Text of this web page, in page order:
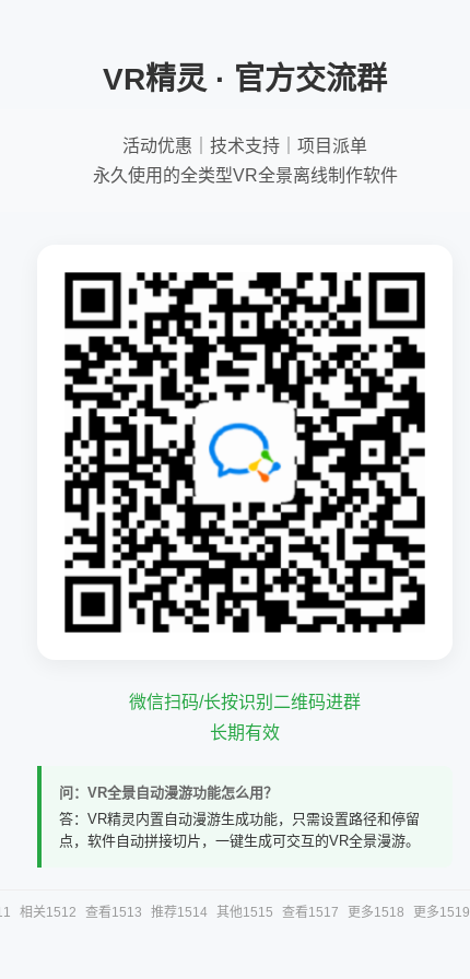
VR精灵 · 官方交流群
活动优惠｜技术支持｜项目派单
永久使用的全类型VR全景离线制作软件
微信扫码/长按识别二维码进群
长期有效
问：VR全景自动漫游功能怎么用？
答：VR精灵内置自动漫游生成功能，只需设置路径和停留
点，软件自动拼接切片，一键生成可交互的VR全景漫游。
相关1512 查看1513 推荐1514 其他1515 查看1517 更多1518 更多1519